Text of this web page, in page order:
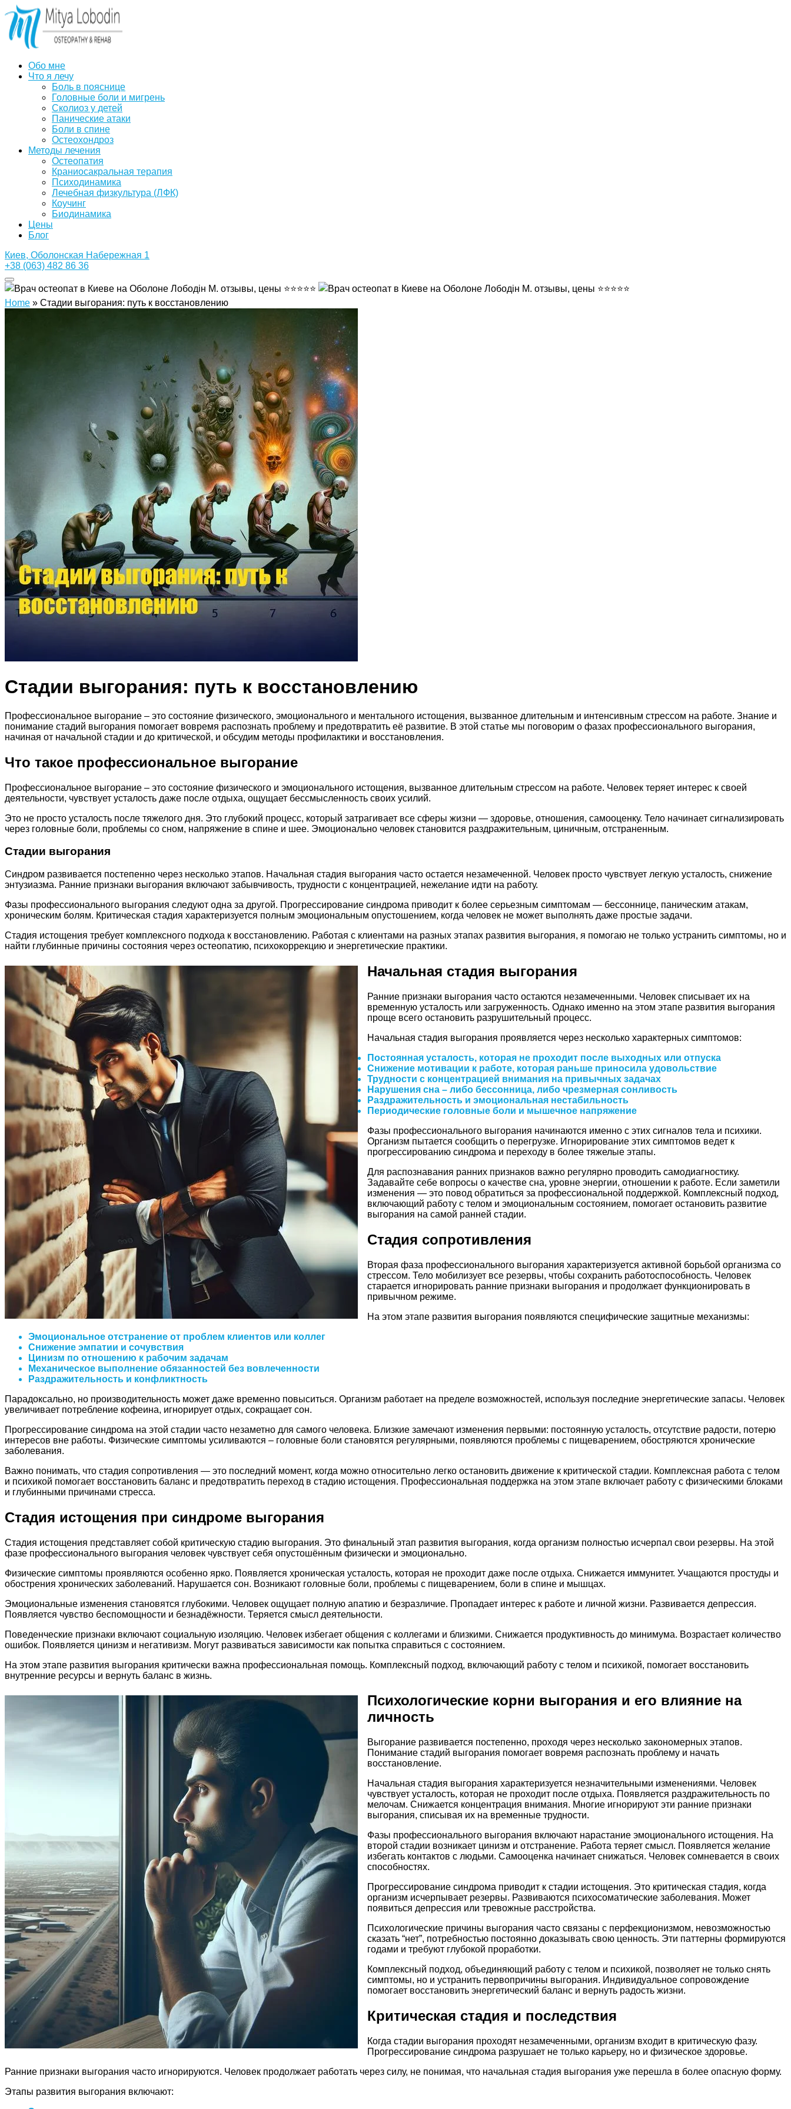
Обо мне
Что я лечу
Боль в пояснице
Головные боли и мигрень
Сколиоз у детей
Панические атаки
Боли в спине
Остеохондроз
Методы лечения
Остеопатия
Краниосакральная терапия
Психодинамика
Лечебная физкультура (ЛФК)
Коучинг
Биодинамика
Цены
Блог
Киев, Оболонская Набережная 1
+38 (063) 482 86 36
Home » Стадии выгорания: путь к восстановлению
Стадии выгорания: путь к восстановлению
Профессиональное выгорание – это состояние физического, эмоционального и ментального истощения, вызванное длительным и интенсивным стрессом на работе. Знание и
понимание стадий выгорания помогает вовремя распознать проблему и предотвратить её развитие. В этой статье мы поговорим о фазах профессионального выгорания,
начиная от начальной стадии и до критической, и обсудим методы профилактики и восстановления.
Что такое профессиональное выгорание
Профессиональное выгорание – это состояние физического и эмоционального истощения, вызванное длительным стрессом на работе. Человек теряет интерес к своей
деятельности, чувствует усталость даже после отдыха, ощущает бессмысленность своих усилий.
Это не просто усталость после тяжелого дня. Это глубокий процесс, который затрагивает все сферы жизни — здоровье, отношения, самооценку. Тело начинает сигнализировать
через головные боли, проблемы со сном, напряжение в спине и шее. Эмоционально человек становится раздражительным, циничным, отстраненным.
Стадии выгорания
Синдром развивается постепенно через несколько этапов. Начальная стадия выгорания часто остается незамеченной. Человек просто чувствует легкую усталость, снижение
энтузиазма. Ранние признаки выгорания включают забывчивость, трудности с концентрацией, нежелание идти на работу.
Фазы профессионального выгорания следуют одна за другой. Прогрессирование синдрома приводит к более серьезным симптомам — бессоннице, паническим атакам,
хроническим болям. Критическая стадия характеризуется полным эмоциональным опустошением, когда человек не может выполнять даже простые задачи.
Стадия истощения требует комплексного подхода к восстановлению. Работая с клиентами на разных этапах развития выгорания, я помогаю не только устранить симптомы, но и
найти глубинные причины состояния через остеопатию, психокоррекцию и энергетические практики.
Начальная стадия выгорания
Ранние признаки выгорания часто остаются незамеченными. Человек списывает их на
временную усталость или загруженность. Однако именно на этом этапе развития выгорания
проще всего остановить разрушительный процесс.
Начальная стадия выгорания проявляется через несколько характерных симптомов:
Постоянная усталость, которая не проходит после выходных или отпуска
Снижение мотивации к работе, которая раньше приносила удовольствие
Трудности с концентрацией внимания на привычных задачах
Нарушения сна – либо бессонница, либо чрезмерная сонливость
Раздражительность и эмоциональная нестабильность
Периодические головные боли и мышечное напряжение
Фазы профессионального выгорания начинаются именно с этих сигналов тела и психики.
Организм пытается сообщить о перегрузке. Игнорирование этих симптомов ведет к
прогрессированию синдрома и переходу в более тяжелые этапы.
Для распознавания ранних признаков важно регулярно проводить самодиагностику.
Задавайте себе вопросы о качестве сна, уровне энергии, отношении к работе. Если заметили
изменения — это повод обратиться за профессиональной поддержкой. Комплексный подход,
включающий работу с телом и эмоциональным состоянием, помогает остановить развитие
выгорания на самой ранней стадии.
Стадия сопротивления
Вторая фаза профессионального выгорания характеризуется активной борьбой организма со
стрессом. Тело мобилизует все резервы, чтобы сохранить работоспособность. Человек
старается игнорировать ранние признаки выгорания и продолжает функционировать в
привычном режиме.
На этом этапе развития выгорания появляются специфические защитные механизмы:
Эмоциональное отстранение от проблем клиентов или коллег
Снижение эмпатии и сочувствия
Цинизм по отношению к рабочим задачам
Механическое выполнение обязанностей без вовлеченности
Раздражительность и конфликтность
Парадоксально, но производительность может даже временно повыситься. Организм работает на пределе возможностей, используя последние энергетические запасы. Человек
увеличивает потребление кофеина, игнорирует отдых, сокращает сон.
Прогрессирование синдрома на этой стадии часто незаметно для самого человека. Близкие замечают изменения первыми: постоянную усталость, отсутствие радости, потерю
интересов вне работы. Физические симптомы усиливаются – головные боли становятся регулярными, появляются проблемы с пищеварением, обостряются хронические
заболевания.
Важно понимать, что стадия сопротивления — это последний момент, когда можно относительно легко остановить движение к критической стадии. Комплексная работа с телом
и психикой помогает восстановить баланс и предотвратить переход в стадию истощения. Профессиональная поддержка на этом этапе включает работу с физическими блоками
и глубинными причинами стресса.
Стадия истощения при синдроме выгорания
Стадия истощения представляет собой критическую стадию выгорания. Это финальный этап развития выгорания, когда организм полностью исчерпал свои резервы. На этой
фазе профессионального выгорания человек чувствует себя опустошённым физически и эмоционально.
Физические симптомы проявляются особенно ярко. Появляется хроническая усталость, которая не проходит даже после отдыха. Снижается иммунитет. Учащаются простуды и
обострения хронических заболеваний. Нарушается сон. Возникают головные боли, проблемы с пищеварением, боли в спине и мышцах.
Эмоциональные изменения становятся глубокими. Человек ощущает полную апатию и безразличие. Пропадает интерес к работе и личной жизни. Развивается депрессия.
Появляется чувство беспомощности и безнадёжности. Теряется смысл деятельности.
Поведенческие признаки включают социальную изоляцию. Человек избегает общения с коллегами и близкими. Снижается продуктивность до минимума. Возрастает количество
ошибок. Появляется цинизм и негативизм. Могут развиваться зависимости как попытка справиться с состоянием.
На этом этапе развития выгорания критически важна профессиональная помощь. Комплексный подход, включающий работу с телом и психикой, помогает восстановить
внутренние ресурсы и вернуть баланс в жизнь.
Психологические корни выгорания и его влияние на
личность
Выгорание развивается постепенно, проходя через несколько закономерных этапов.
Понимание стадий выгорания помогает вовремя распознать проблему и начать
восстановление.
Начальная стадия выгорания характеризуется незначительными изменениями. Человек
чувствует усталость, которая не проходит после отдыха. Появляется раздражительность по
мелочам. Снижается концентрация внимания. Многие игнорируют эти ранние признаки
выгорания, списывая их на временные трудности.
Фазы профессионального выгорания включают нарастание эмоционального истощения. На
второй стадии возникает цинизм и отстранение. Работа теряет смысл. Появляется желание
избегать контактов с людьми. Самооценка начинает снижаться. Человек сомневается в своих
способностях.
Прогрессирование синдрома приводит к стадии истощения. Это критическая стадия, когда
организм исчерпывает резервы. Развиваются психосоматические заболевания. Может
появиться депрессия или тревожные расстройства.
Психологические причины выгорания часто связаны с перфекционизмом, невозможностью
сказать “нет”, потребностью постоянно доказывать свою ценность. Эти паттерны формируются
годами и требуют глубокой проработки.
Комплексный подход, объединяющий работу с телом и психикой, позволяет не только снять
симптомы, но и устранить первопричины выгорания. Индивидуальное сопровождение
помогает восстановить энергетический баланс и вернуть радость жизни.
Критическая стадия и последствия
Когда стадии выгорания проходят незамеченными, организм входит в критическую фазу.
Прогрессирование синдрома разрушает не только карьеру, но и физическое здоровье.
Ранние признаки выгорания часто игнорируются. Человек продолжает работать через силу, не понимая, что начальная стадия выгорания уже перешла в более опасную форму.
Этапы развития выгорания включают: